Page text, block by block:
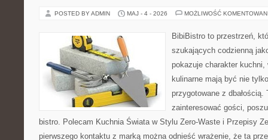
POSTED BY ADMIN MAJ - 4 - 2026 MOŻLIWOŚĆ
BibiBistro to przestrzeń,
szukających codzienną
pokazuje charakter
kulinarne mają być nie
przygotowane z
zainteresować gości,
bistro. Polecam Kuchnia Świata w Stylu Zero-Waste i Przepisy
pierwszego kontaktu z marką można odnieść wrażenie, że ta